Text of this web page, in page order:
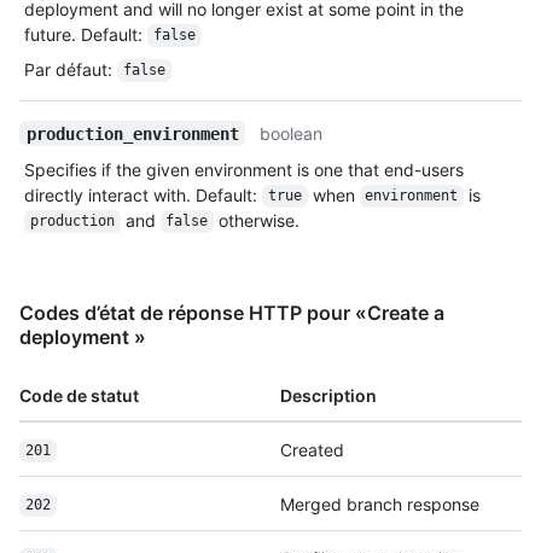
deployment and will no longer exist at some point in the
future. Default:
false
Par défaut: false
production_environment
boolean
Specifies if the given environment is one that end-users
directly interact with. Default:
true when environment is
production and false otherwise.
Codes d’état de réponse HTTP pour «Create a
deployment »
Code de statut Description
201 Created
202 Merged branch response